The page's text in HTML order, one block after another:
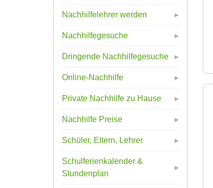
Nachhilfelehrer werden
Nachhilfegesuche
Dringende Nachhilfegesuche
Online-Nachhilfe
Private Nachhilfe zu Hause
Nachhilfe Preise
Schüler, Eltern, Lehrer
Schulferienkalender &
Stundenplan